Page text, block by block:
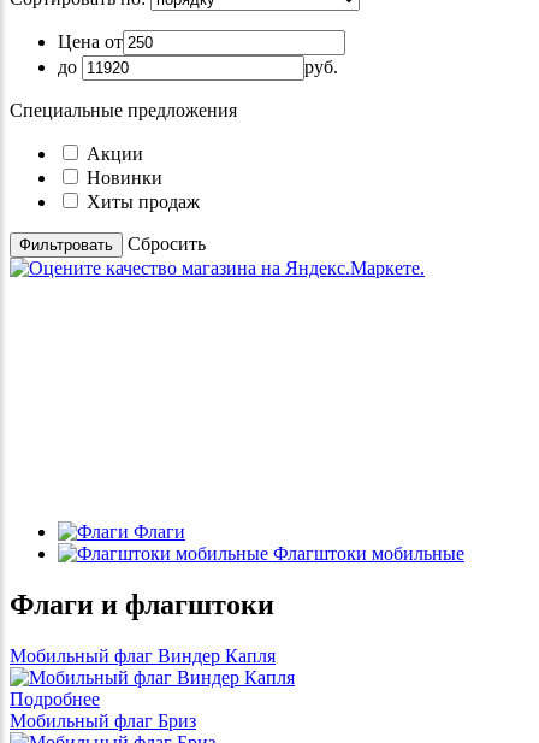
Цена от
до
руб.
Специальные предложения
Акции
Новинки
Хиты продаж
Cбросить
Флаги
Флагштоки мобильные
Флаги и флагштоки
Мобильный флаг Виндер Капля
Подробнее
Мобильный флаг Бриз